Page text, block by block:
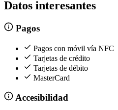
Datos interesantes
Pagos
Pagos con móvil vía NFC
Tarjetas de crédito
Tarjetas de débito
MasterCard
Accesibilidad